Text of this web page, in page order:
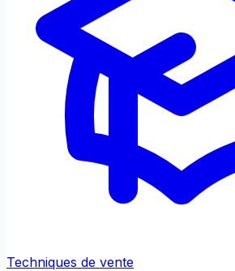
Techniques de vente